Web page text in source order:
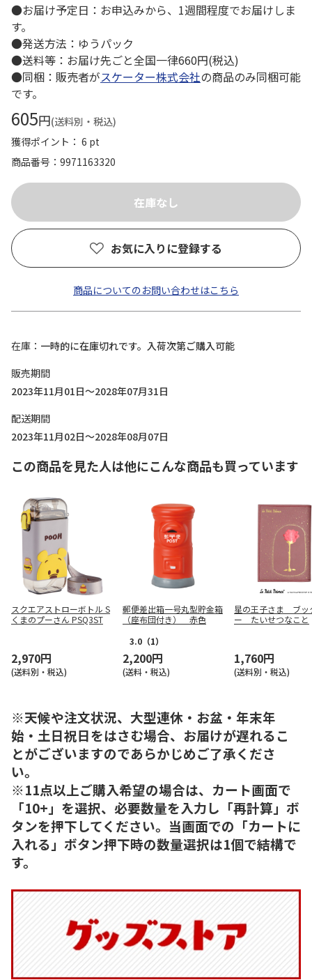
●お届け予定日：お申込みから、1週間程度でお届けしま
す。
●発送方法：ゆうパック
●送料等：お届け先ごと全国一律660円(税込)
●同梱：販売者がスケーター株式会社の商品のみ同梱可能
です。
605円(送料別・税込)
獲得ポイント： 6 pt
商品番号
9971163320
お気に入りに登録する
商品についてのお問い合わせはこちら
在庫
一時的に在庫切れです。入荷次第ご購入可能
販売期間
2023年11月01日～2028年07月31日
配送期間
2023年11月02日～2028年08月07日
この商品を見た人は他にこんな商品も買っています
スクエアストローボトル S
くまのプーさん PSQ3ST
2,970円
(送料別・税込)
郵便差出箱一号丸型貯金箱
（座布団付き） 赤色
3.0 （1）
2,200円
(送料・税込)
星の王子さま ブッ
ー たいせつなこと
1,760円
(送料別・税込)
※天候や注文状況、大型連休・お盆・年末年
始・土日祝日をはさむ場合、お届けが遅れるこ
とがございますのであらかじめご了承くださ
い。
※11点以上ご購入希望の場合は、カート画面で
「10+」を選択、必要数量を入力し「再計算」ボ
タンを押下してください。当画面での「カートに
入れる」ボタン押下時の数量選択は1個で結構で
す。